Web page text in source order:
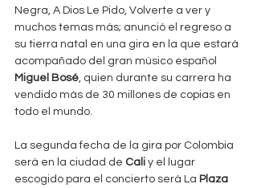
Negra, A Dios Le Pido, Volverte a ver y
muchos temas más; anunció el regreso a
su tierra natal en una gira en la que estará
acompañado del gran músico español
Miguel Bosé , quien durante su carrera ha
vendido más de 30 millones de copias en
todo el mundo.
La segunda fecha de la gira por Colombia
será en la ciudad de Cali y el lugar
escogido para el concierto será La Plaza